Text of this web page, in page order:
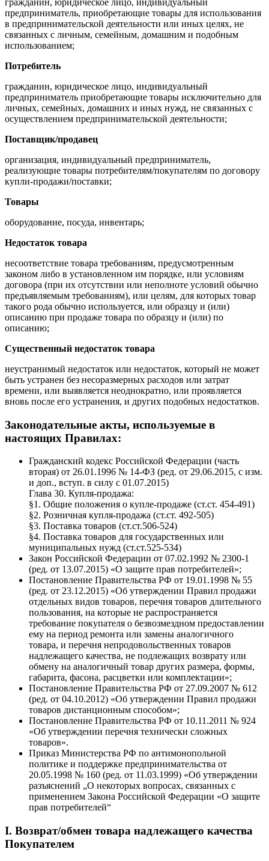
гражданин, юридическое лицо, индивидуальный
предприниматель, приобретающие товары для использования
в предпринимательской деятельности или иных целях, не
связанных с личным, семейным, домашним и подобным
использованием;
Потребитель
гражданин, юридическое лицо, индивидуальный
предприниматель приобретающие товары исключительно для
личных, семейных, домашних и иных нужд, не связанных с
осуществлением предпринимательской деятельности;
Поставщик/продавец
организация, индивидуальный предприниматель,
реализующие товары потребителям/покупателям по договору
купли-продажи/поставки;
Товары
оборудование, посуда, инвентарь;
Недостаток товара
несоответствие товара требованиям, предусмотренным
законом либо в установленном им порядке, или условиям
договора (при их отсутствии или неполноте условий обычно
предъявляемым требованиям), или целям, для которых товар
такого рода обычно используется, или образцу и (или)
описанию при продаже товара по образцу и (или) по
описанию;
Существенный недостаток товара
неустранимый недостаток или недостаток, который не может
быть устранен без несоразмерных расходов или затрат
времени, или выявляется неоднократно, или проявляется
вновь после его устранения, и других подобных недостатков.
Законодательные акты, используемые в
настоящих Правилах:
Гражданский кодекс Российской Федерации (часть
вторая) от 26.01.1996 № 14-ФЗ (ред. от 29.06.2015, с изм.
и доп., вступ. в силу с 01.07.2015)
Глава 30. Купля-продажа:
§1. Общие положения о купле-продаже (ст.ст. 454-491)
§2. Розничная купля-продажа (ст.ст. 492-505)
§3. Поставка товаров (ст.ст.506-524)
§4. Поставка товаров для государственных или
муниципальных нужд (ст.ст.525-534)
Закон Российской Федерации от 07.02.1992 № 2300-1
(ред. от 13.07.2015) «О защите прав потребителей»;
Постановление Правительства РФ от 19.01.1998 № 55
(ред. от 23.12.2015) «Об утверждении Правил продажи
отдельных видов товаров, перечня товаров длительного
пользования, на которые не распространяется
требование покупателя о безвозмездном предоставлении
ему на период ремонта или замены аналогичного
товара, и перечня непродовольственных товаров
надлежащего качества, не подлежащих возврату или
обмену на аналогичный товар других размера, формы,
габарита, фасона, расцветки или комплектации»;
Постановление Правительства РФ от 27.09.2007 № 612
(ред. от 04.10.2012) «Об утверждении Правил продажи
товаров дистанционным способом»;
Постановление Правительства РФ от 10.11.2011 № 924
«Об утверждении перечня технически сложных
товаров».
Приказ Министерства РФ по антимонопольной
политике и поддержке предпринимательства от
20.05.1998 № 160 (ред. от 11.03.1999) «Об утверждении
разъяснений „О некоторых вопросах, связанных с
применением Закона Российской Федерации «О защите
прав потребителей“
I. Возврат/обмен товара надлежащего качества
Покупателем